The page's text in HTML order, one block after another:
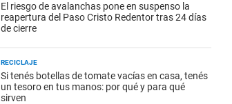
El riesgo de avalanchas pone en suspenso la
reapertura del Paso Cristo Redentor tras 24 días
de cierre
RECICLAJE
Si tenés botellas de tomate vacías en casa, tenés
un tesoro en tus manos: por qué y para qué
sirven